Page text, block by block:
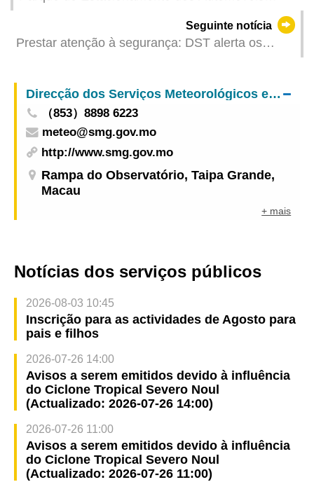
Transportes da Barra implementa primeira hora
gratuita
Seguinte notícia
Prestar atenção à segurança: DST alerta os
informações sobre o tufão e actividades
programadas
Direcção dos Serviços Meteorológicos e Geofísicos
（853）8898 6223
meteo@smg.gov.mo
http://www.smg.gov.mo
Rampa do Observatório, Taipa Grande,
Macau
+ mais
Notícias dos serviços públicos
2026-08-03 10:45
Inscrição para as actividades de Agosto para
pais e filhos
2026-07-26 14:00
Avisos a serem emitidos devido à influência
do Ciclone Tropical Severo Noul
(Actualizado: 2026-07-26 14:00)
2026-07-26 11:00
Avisos a serem emitidos devido à influência
do Ciclone Tropical Severo Noul
(Actualizado: 2026-07-26 11:00)